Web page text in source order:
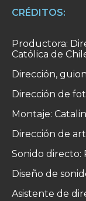
CRÉDITOS:
Productora:
Católica de
Dirección,
Dirección de
Montaje:
Dirección de
Sonido directo:
Diseño de
Asistente de